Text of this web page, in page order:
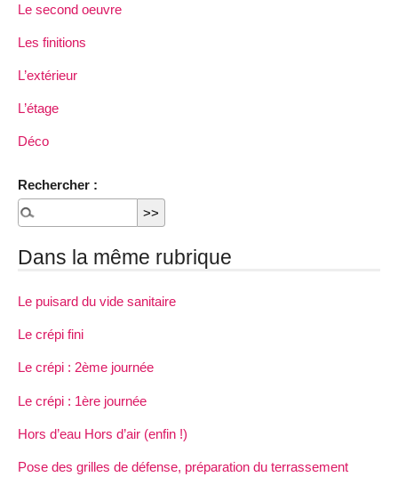
Le second oeuvre
Les finitions
L’extérieur
L’étage
Déco
Rechercher :
Dans la même rubrique
Le puisard du vide sanitaire
Le crépi fini
Le crépi : 2ème journée
Le crépi : 1ère journée
Hors d’eau Hors d’air (enfin !)
Pose des grilles de défense, préparation du terrassement